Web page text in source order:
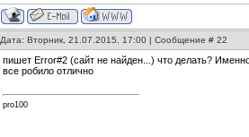
Дата: Вторник, 21.07.2015, 17:00 | Сообщение # 22
пишет Error#2 (сайт не найден...) что делать?
все робило отлично
pro100